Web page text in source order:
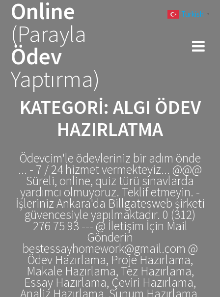
Online
(Parayla
Ödev
Yaptırma)
KATEGORI: ALGI ÖDEV
HAZIRLATMA
Ödevcim'le ödevleriniz bir adım önde
... - 7 / 24 hizmet vermekteyiz... @@@
Süreli, online, quiz türü sınavlarda
yardımcı olmuyoruz. Teklif etmeyin. -
İşleriniz Ankara'da Billgatesweb şirketi
güvencesiyle yapılmaktadır. 0 (312)
276 75 93 --- @ İletişim İçin Mail
Gönderin
bestessayhomework@gmail.com @
Ödev Hazırlama, Proje Hazırlama,
Makale Hazırlama, Tez Hazırlama,
Essay Hazırlama, Çeviri Hazırlama,
Analiz Hazırlama, Sunum Hazırlama,
Turkish ▼